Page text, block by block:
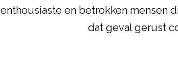
en betrokken mensen
dat geval gerust